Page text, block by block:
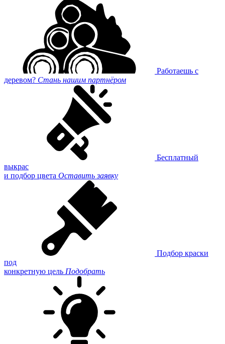
Работаешь с
деревом? Стань нашим партнёром
Бесплатный
выкрас
и подбор цвета Оставить заявку
Подбор краски
под
конкретную цель Подобрать